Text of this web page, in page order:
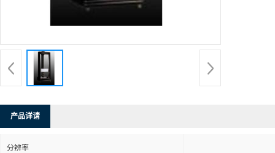
产品详请
分辨率